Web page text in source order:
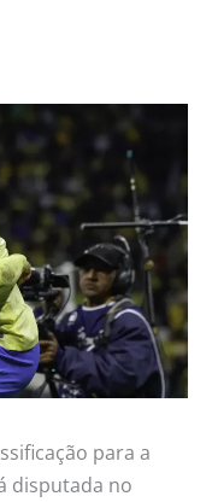
para a
disputada no